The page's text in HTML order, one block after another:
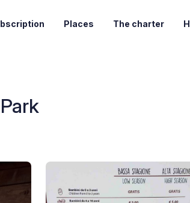
Places The charter